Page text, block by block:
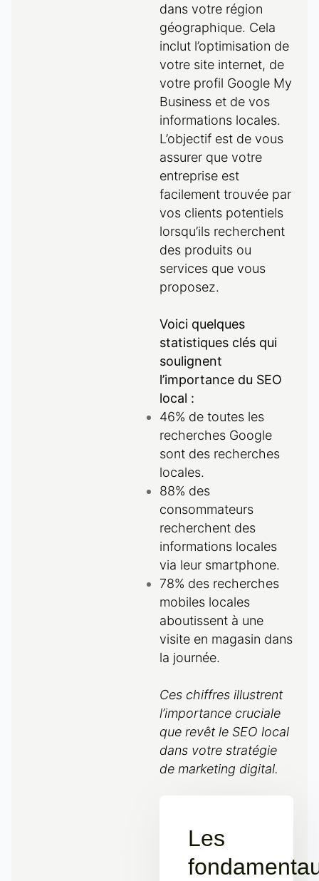
dans votre région
géographique. Cela
inclut l’optimisation de
votre site internet, de
votre profil Google My
Business et de vos
informations locales.
L’objectif est de vous
assurer que votre
entreprise est
facilement trouvée par
vos clients potentiels
lorsqu’ils recherchent
des produits ou
services que vous
proposez.
Voici quelques
statistiques clés qui
soulignent
l’importance du SEO
local :
46% de toutes les
recherches Google
sont des recherches
locales.
88% des
consommateurs
recherchent des
informations locales
via leur smartphone.
78% des recherches
mobiles locales
aboutissent à une
visite en magasin dans
la journée.
Ces chiffres illustrent
l’importance cruciale
que revêt le SEO local
dans votre stratégie
de marketing digital.
Les